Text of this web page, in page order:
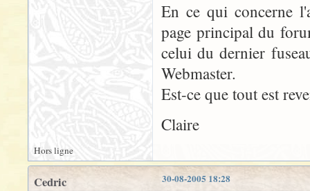
En ce qui concerne
page principal du
celui du dernier
Webmaster.
Est-ce que tout est
Claire
Hors ligne
30-08-2005 18:28
Cedric